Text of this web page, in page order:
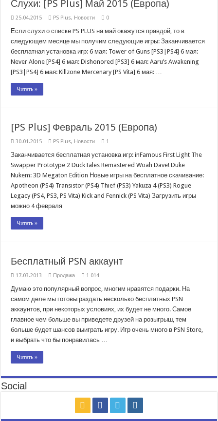
Слухи: [PS Plus] Май 2015 (Европа)
25.04.2015 PS Plus, Новости 0
Если слухи о списке PS PLUS на май окажутся правдой, то в
следующем месяце мы получим следующие игры: Заканчивается
бесплатная установка игр: 6 мая: Tower of Guns [PS3|PS4] 6 мая:
Never Alone [PS4] 6 мая: Dishonored [PS3] 6 мая: Aaru’s Awakening
[PS3|PS4] 6 мая: Killzone Mercenary [PS Vita] 6 мая: …
Читать »
[PS Plus] Февраль 2015 (Европа)
30.01.2015 PS Plus, Новости 1
Заканчивается бесплатная установка игр: inFamous First Light The
Swapper Prototype 2 DuckTales Remastered Woah Dave! Duke
Nukem: 3D Megaton Edition Новые игры на бесплатное скачивание:
Apotheon (PS4) Transistor (PS4) Thief (PS3) Yakuza 4 (PS3) Rogue
Legacy (PS4, PS3, PS Vita) Kick and Fennick (PS Vita) Загрузить игры
можно 4 февраля
Читать »
Бесплатный PSN аккаунт
17.03.2013 Продажа 1 014
Думаю это популярный вопрос, многим нравятся подарки. На
самом деле мы готовы раздать несколько бесплатных PSN
аккаунтов, при некоторых условиях, их будет не много. Самое
главное чем больше вы приведете друзей на розыгрыш, тем
больше будет шансов выиграть игру. Игр очень много в PSN Store,
и выбрать что бы понравилась …
Читать »
Social